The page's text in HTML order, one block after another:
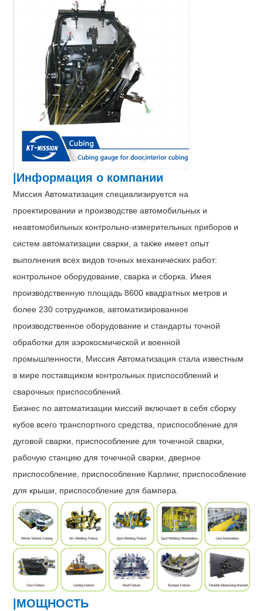
|Информация о компании
Миссия Автоматизация специализируется на
проектировании и производстве автомобильных и
неавтомобильных контрольно-измерительных приборов и
систем автоматизации сварки, а также имеет опыт
выполнения всех видов точных механических работ:
контрольное оборудование, сварка и сборка. Имея
производственную площадь 8600 квадратных метров и
более 230 сотрудников, автоматизированное
производственное оборудование и стандарты точной
обработки для аэрокосмической и военной
промышленности, Миссия Автоматизация стала известным
в мире поставщиком контрольных приспособлений и
сварочных приспособлений.
Бизнес по автоматизации миссий включает в себя сборку
кубов всего транспортного средства, приспособление для
дуговой сварки, приспособление для точечной сварки,
рабочую станцию ​​для точечной сварки, дверное
приспособление, приспособление Карлинг, приспособление
для крыши, приспособление для бампера.
|МОЩНОСТЬ